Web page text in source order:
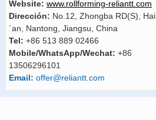
Website: www.rollforming-reliantt.com
Dirección: No.12, Zhongba RD(S), Hai
´an, Nantong, Jiangsu, China
Tel: +86 513 889 02466
Mobile/WhatsApp/Wechat: +86
13506296101
Email: offer@reliantt.com